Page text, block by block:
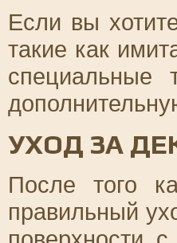
Если вы
такие как
специальные
УХОД ЗА
После того
правильный